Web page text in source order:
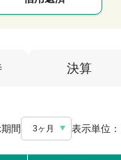
決算
間 3ヶ月 表示単位：